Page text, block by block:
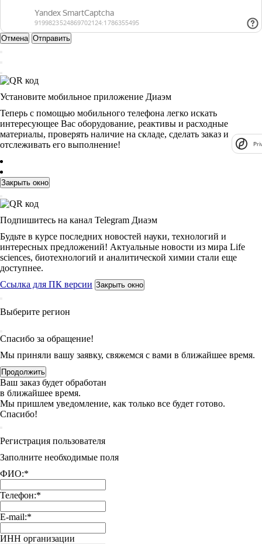
Отмена Отправить
Установите мобильное приложение Диаэм
Теперь с помощью мобильного телефона легко искать
интересующее Вас оборудование, реактивы и расходные
материалы, проверять наличие на складе, сделать заказ и
отслеживать его выполнение!
Закрыть окно
Подпишитесь на канал Telegram Диаэм
Будьте в курсе последних новостей науки, технологий и
интересных предложений! Актуальные новости из мира Life
sciences, биотехнологий и аналитической химии стали еще
доступнее.
Ссылка для ПК версии Закрыть окно
Выберите регион
Спасибо за обращение!
Мы приняли вашу заявку, свяжемся с вами в ближайшее время.
Продолжить
Ваш заказ будет обработан
в ближайшее время.
Мы пришлем уведомление, как только все будет готово.
Спасибо!
Регистрация пользователя
Заполните необходимые поля
ФИО:*
Телефон:*
E-mail:*
ИНН организации